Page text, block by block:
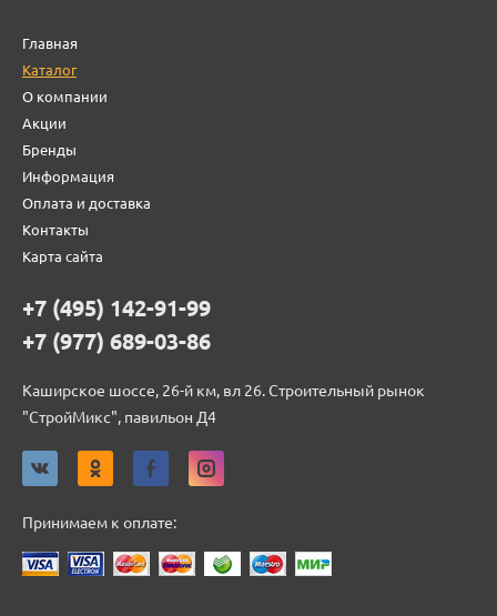
Главная
Каталог
О компании
Акции
Бренды
Информация
Оплата и доставка
Контакты
Карта сайта
+7 (495) 142-91-99
+7 (977) 689-03-86
Каширское шоссе, 26-й км, вл 26. Строительный рынок
"СтройМикс", павильон Д4
Принимаем к оплате: